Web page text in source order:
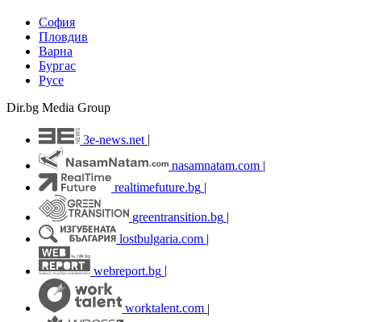
София
Пловдив
Варна
Бургас
Русе
Dir.bg Media Group
3e-news.net
nasamnatam.com |
realtimefuture.bg |
greentransition.bg |
lostbulgaria.com |
webreport.bg
worktalent.com |